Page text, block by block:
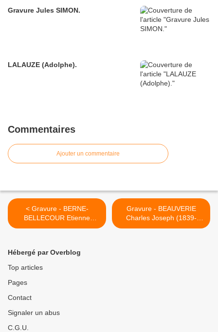
Gravure Jules SIMON.
LALAUZE (Adolphe).
Commentaires
Ajouter un commentaire
< Gravure - BERNE-
BELLECOUR Etienne
Prosper (1838-1910) - Réf
Gravure - BEAUVERIE
Charles Joseph (1839-
1924) - Réf 17829 >
Hébergé par Overblog
Top articles
Pages
Contact
Signaler un abus
C.G.U.